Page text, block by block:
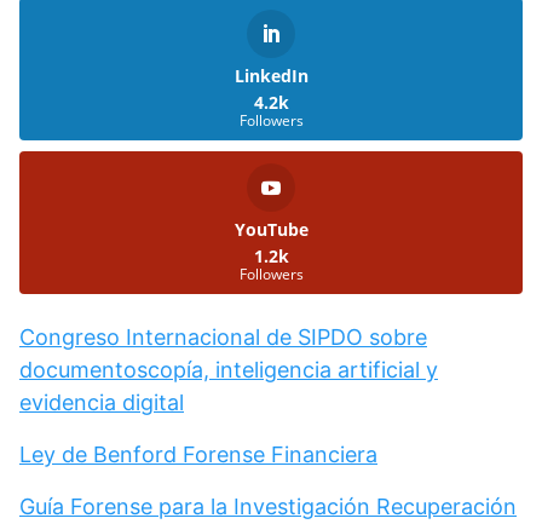
LinkedIn
4.2k
Followers
YouTube
1.2k
Followers
Congreso Internacional de SIPDO sobre
documentoscopía, inteligencia artificial y
evidencia digital
Ley de Benford Forense Financiera
Guía Forense para la Investigación Recuperación